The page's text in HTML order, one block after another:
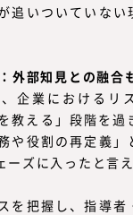
追いついていない
外部知見との融合
企業におけるリ
教える」段階を
や役割の再定義」
ーズに入ったと言え
を把握し、指導者